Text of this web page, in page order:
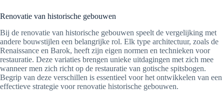
Renovatie van historische gebouwen
Bij de renovatie van historische gebouwen speelt de vergelijking met
andere bouwstijlen een belangrijke rol. Elk type architectuur, zoals de
Renaissance en Barok, heeft zijn eigen normen en technieken voor
restauratie. Deze variaties brengen unieke uitdagingen met zich mee
wanneer men zich richt op de restauratie van gotische spitsbogen.
Begrip van deze verschillen is essentieel voor het ontwikkelen van een
effectieve strategie voor renovatie historische gebouwen.